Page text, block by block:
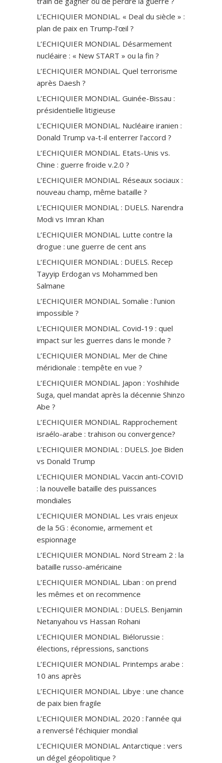
L’ECHIQUIER MONDIAL. « Deal du siècle » :
plan de paix en Trump-l’œil ?
L’ECHIQUIER MONDIAL. Désarmement
nucléaire : « New START » ou la fin ?
L’ECHIQUIER MONDIAL. Quel terrorisme
après Daesh ?
L’ECHIQUIER MONDIAL. Guinée-Bissau :
présidentielle litigieuse
L’ECHIQUIER MONDIAL. Nucléaire iranien :
Donald Trump va-t-il enterrer l’accord ?
L’ECHIQUIER MONDIAL. Etats-Unis vs.
Chine : guerre froide v.2.0 ?
L’ECHIQUIER MONDIAL. Réseaux sociaux :
nouveau champ, même bataille ?
L’ECHIQUIER MONDIAL : DUELS. Narendra
Modi vs Imran Khan
L’ECHIQUIER MONDIAL. Lutte contre la
drogue : une guerre de cent ans
L’ECHIQUIER MONDIAL : DUELS. Recep
Tayyip Erdogan vs Mohammed ben
Salmane
L’ECHIQUIER MONDIAL. Somalie : l’union
impossible ?
L’ECHIQUIER MONDIAL. Covid-19 : quel
impact sur les guerres dans le monde ?
L’ECHIQUIER MONDIAL. Mer de Chine
méridionale : tempête en vue ?
L’ECHIQUIER MONDIAL. Japon : Yoshihide
Suga, quel mandat après la décennie Shinzo
Abe ?
L’ECHIQUIER MONDIAL. Rapprochement
israélo-arabe : trahison ou convergence?
L’ECHIQUIER MONDIAL : DUELS. Joe Biden
vs Donald Trump
L’ECHIQUIER MONDIAL. Vaccin anti-СOVID
: la nouvelle bataille des puissances
mondiales
L’ECHIQUIER MONDIAL. Les vrais enjeux
de la 5G : économie, armement et
espionnage
L’ECHIQUIER MONDIAL. Nord Stream 2 : la
bataille russo-américaine
L’ECHIQUIER MONDIAL. Liban : on prend
les mêmes et on recommence
L’ECHIQUIER MONDIAL : DUELS. Benjamin
Netanyahou vs Hassan Rohani
L’ECHIQUIER MONDIAL. Biélorussie :
élections, répressions, sanctions
L’ECHIQUIER MONDIAL. Printemps arabe :
10 ans après
L’ECHIQUIER MONDIAL. Libye : une chance
de paix bien fragile
L’ECHIQUIER MONDIAL. 2020 : l’année qui
a renversé l’échiquier mondial
L’ECHIQUIER MONDIAL. Antarctique : vers
un dégel géopolitique ?